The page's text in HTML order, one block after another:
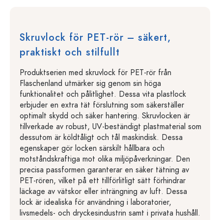
Skruvlock för PET-rör – säkert,
praktiskt och stilfullt
Produktserien med skruvlock för PET-rör från
Flaschenland utmärker sig genom sin höga
funktionalitet och pålitlighet. Dessa vita plastlock
erbjuder en extra tät förslutning som säkerställer
optimalt skydd och säker hantering. Skruvlocken är
tillverkade av robust, UV-beständigt plastmaterial som
dessutom är köldtåligt och tål maskindisk. Dessa
egenskaper gör locken särskilt hållbara och
motståndskraftiga mot olika miljöpåverkningar. Den
precisa passformen garanterar en säker tätning av
PET-rören, vilket på ett tillförlitligt sätt förhindrar
läckage av vätskor eller inträngning av luft. Dessa
lock är idealiska för användning i laboratorier,
livsmedels- och dryckesindustrin samt i privata hushåll.